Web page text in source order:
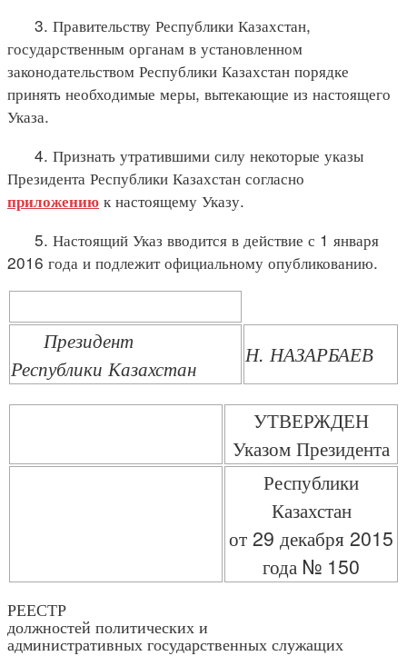
3. Правительству Республики Казахстан,
государственным органам в установленном
законодательством Республики Казахстан порядке
принять необходимые меры, вытекающие из настоящего
Указа.
4. Признать утратившими силу некоторые указы
Президента Республики Казахстан согласно
приложению к настоящему Указу.
5. Настоящий Указ вводится в действие с 1 января
2016 года и подлежит официальному опубликованию.
Президент
Республики Казахстан
Н. НАЗАРБАЕВ
УТВЕРЖДЕН
Указом Президента
Республики
Казахстан
от 29 декабря 2015
года № 150
РЕЕСТР
должностей политических и
административных государственных служащих